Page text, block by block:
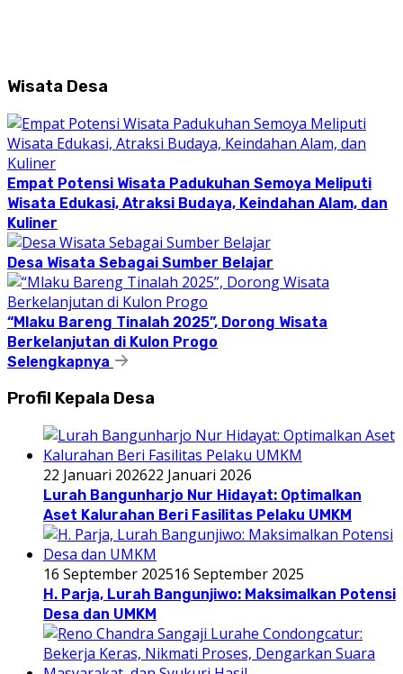
Wisata Desa
Empat Potensi Wisata Padukuhan Semoya Meliputi
Wisata Edukasi, Atraksi Budaya, Keindahan Alam, dan
Kuliner
Desa Wisata Sebagai Sumber Belajar
“Mlaku Bareng Tinalah 2025”, Dorong Wisata
Berkelanjutan di Kulon Progo
Selengkapnya
Profil Kepala Desa
22 Januari 202622 Januari 2026
Lurah Bangunharjo Nur Hidayat: Optimalkan
Aset Kalurahan Beri Fasilitas Pelaku UMKM
16 September 202516 September 2025
H. Parja, Lurah Bangunjiwo: Maksimalkan Potensi
Desa dan UMKM